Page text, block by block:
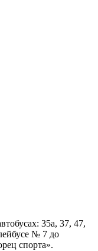
35а, 37, 47,
№ 7 до
спорта».